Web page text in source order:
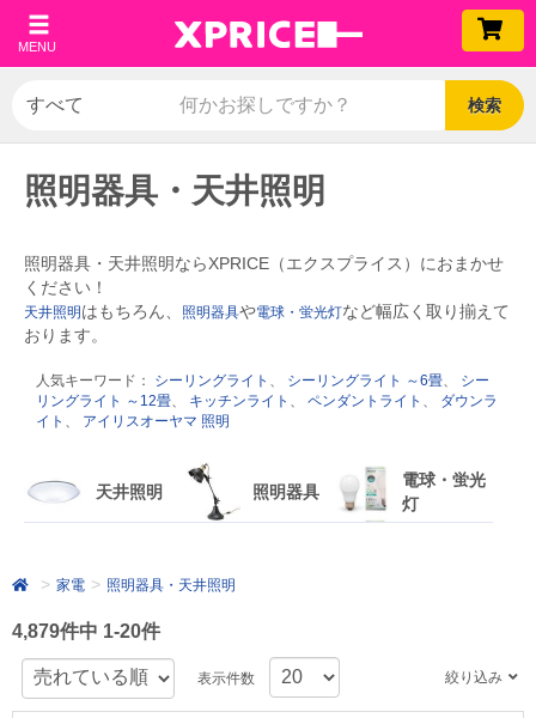
MENU
検索
照明器具・天井照明
照明器具・天井照明ならXPRICE（エクスプライス）におまかせ
ください！
天井照明 はもちろん、 照明器具や電球・蛍光灯など幅広く取り揃えて
おります。
人気キーワード： シーリングライト 、 シーリングライト ～6畳、 シー
リングライト ～12畳、 キッチンライト 、 ペンダントライト 、 ダウンラ
イト 、 アイリスオーヤマ 照明
天井照明 照明器具
電球・蛍光
灯
家電 照明器具・天井照明
4,879件中 1-20件
表示件数 絞り込み